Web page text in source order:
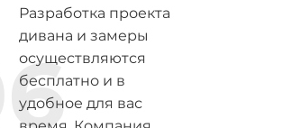
Разработка проекта
дивана и замеры
осуществляются
бесплатно и в
удобное для вас
06